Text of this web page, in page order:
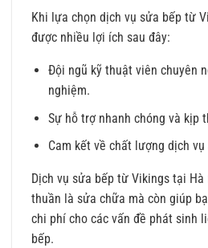
Khi lựa chọn dịch vụ sửa bếp từ
được nhiều lợi ích sau đây:
Đội ngũ kỹ thuật viên chuyên
nghiệm.
Sự hỗ trợ nhanh chóng và kịp
Cam kết về chất lượng dịch
Dịch vụ sửa bếp từ Vikings tại Hà
thuần là sửa chữa mà còn giúp
chi phí cho các vấn đề phát sinh
bếp.